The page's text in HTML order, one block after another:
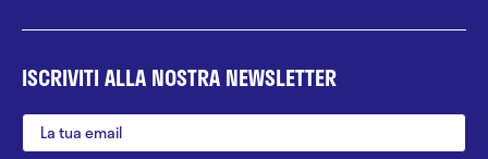
ISCRIVITI ALLA NOSTRA NEWSLETTER